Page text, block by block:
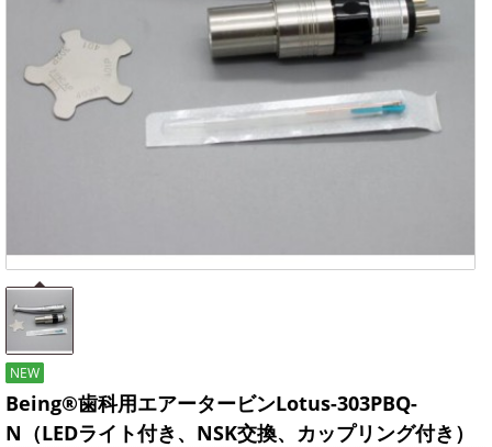
NEW
Being®歯科用エアータービンLotus-303PBQ-
N（LEDライト付き、NSK交換、カップリング付き）